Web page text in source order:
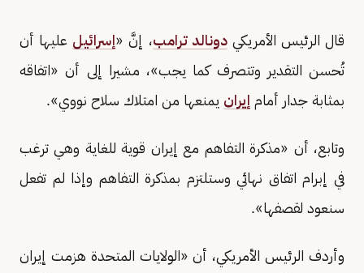
قال الرئيس الأمريكيدونالد ترامب، إنَّ «إسرائيل عليها أن
تُحسن التقدير وتتصرف كما يجب»، مشيرا إلى أن «اتفاقه
بمثابة جدار أمام إيران يمنعها من امتلاك سلاح نووي».
وتابع، أن «مذكرة التفاهم مع إيران قوية للغاية وهي ترغب
في إبرام اتفاق نهائي وستلتزم بمذكرة التفاهم وإذا لم تفعل
سنعود لقصفها».
وأردف الرئيس الأمريكي، أن «الولايات المتحدة هزمت إيران